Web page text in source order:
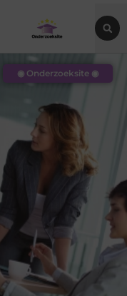
◉ Onderzoeksite ◉